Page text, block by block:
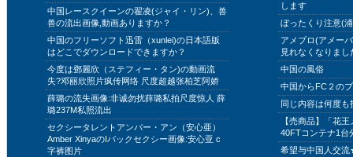
中国レースクイーンの翟凌(ジャイ・リン)、兽
兽の流出画像,動画ありますか？
中国のフリーソフト迅雷（xunlei)の日本語版
はどこでダウンロードできますか？
今度は鄧麗欣（ステフィー・タン)の動画流
失?邓丽欣照片疯传网络 尺度超越张柏芝阿娇
薛璐の流失画像:非诚勿扰薛璐私拍尺度惊人 薛
璐237M私照流出
セクシータレントアンバー・アン（安心亜）
Amber XinyaのIバックセクシー画像:安心亚 c
字裤图片
します
ぼったくり注意(
アメブロ(アメー
見れなくなりまし
中国の風俗
中国からFC２の
同じ内容は何度
【売商品】「花
40FTコンテナ1台
希望与中国人交